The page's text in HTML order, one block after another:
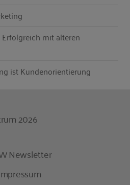
mit älteren
ist Kundenorientierung
2026
Newsletter